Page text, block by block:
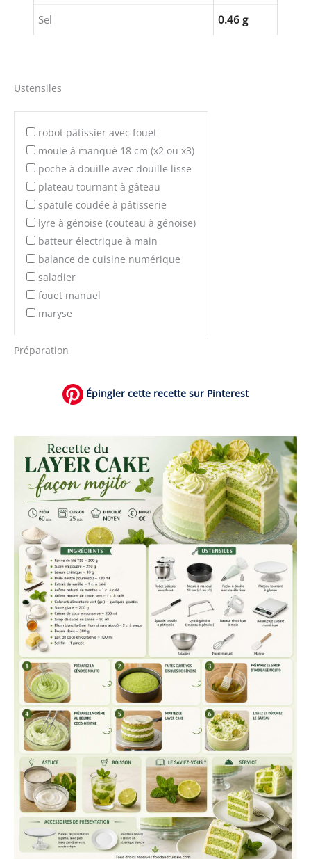
Sel 0.46 g
Ustensiles
robot pâtissier avec fouet
moule à manqué 18 cm (x2 ou x3)
poche à douille avec douille lisse
plateau tournant à gâteau
spatule coudée à pâtisserie
lyre à génoise (couteau à génoise)
batteur électrique à main
balance de cuisine numérique
saladier
fouet manuel
maryse
Préparation
Épingler cette recette sur Pinterest